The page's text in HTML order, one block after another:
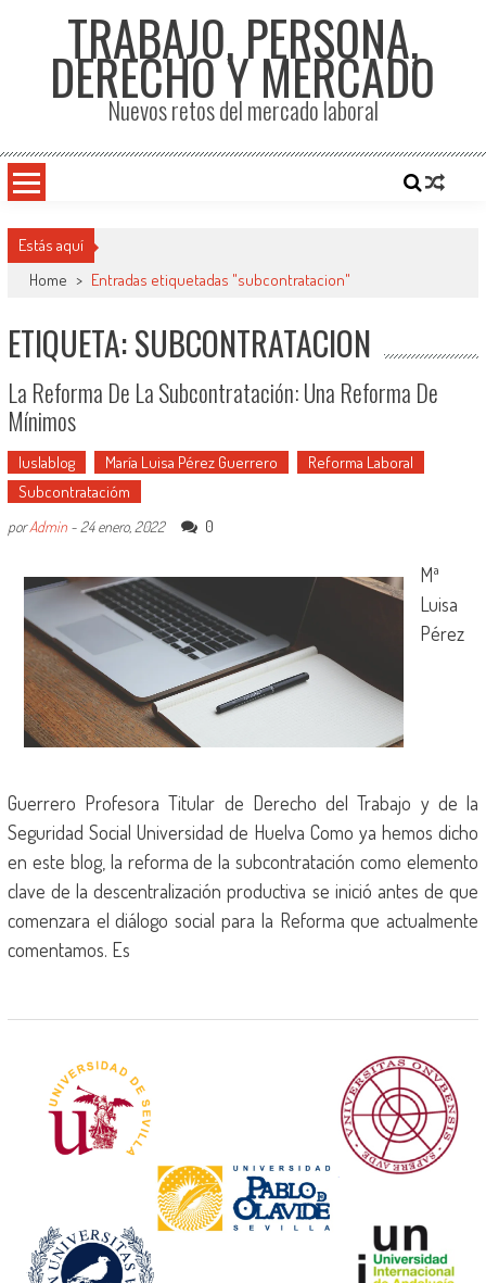
TRABAJO, PERSONA,
DERECHO Y MERCADO
Nuevos retos del mercado laboral
Estás aquí
Home > Entradas etiquetadas "subcontratacion"
ETIQUETA: SUBCONTRATACION
La Reforma De La Subcontratación: Una Reforma De
Mínimos
Iuslablog María Luisa Pérez Guerrero
Reforma Laboral
Subcontratacióm
porAdmin- 24 enero, 2022 0
Mª
Luisa
Pérez
Guerrero Profesora Titular de Derecho del Trabajo y de la
Seguridad Social Universidad de Huelva Como ya hemos dicho
en este blog, la reforma de la subcontratación como elemento
clave de la descentralización productiva se inició antes de que
comenzara el diálogo social para la Reforma que actualmente
comentamos. Es